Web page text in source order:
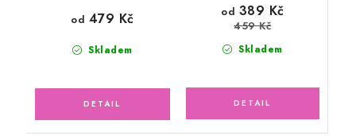
Skladem
od 479 Kč
Skladem
od 389 Kč
459 Kč